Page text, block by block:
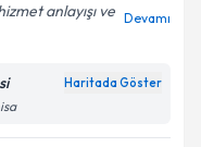
ilişkin
Aydınlatma
belirtilen
anlayışı ve Devamı
Haritada Göster